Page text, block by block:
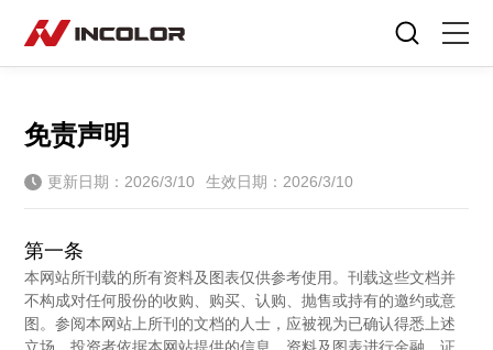
自行车
骑行故事
关于我们
免责声明
更新日期：2026/3/10 生效日期：2026/3/10
第一条
本网站所刊载的所有资料及图表仅供参考使用。刊载这些文档并
不构成对任何股份的收购、购买、认购、抛售或持有的邀约或意
图。参阅本网站上所刊的文档的人士，应被视为已确认得悉上述